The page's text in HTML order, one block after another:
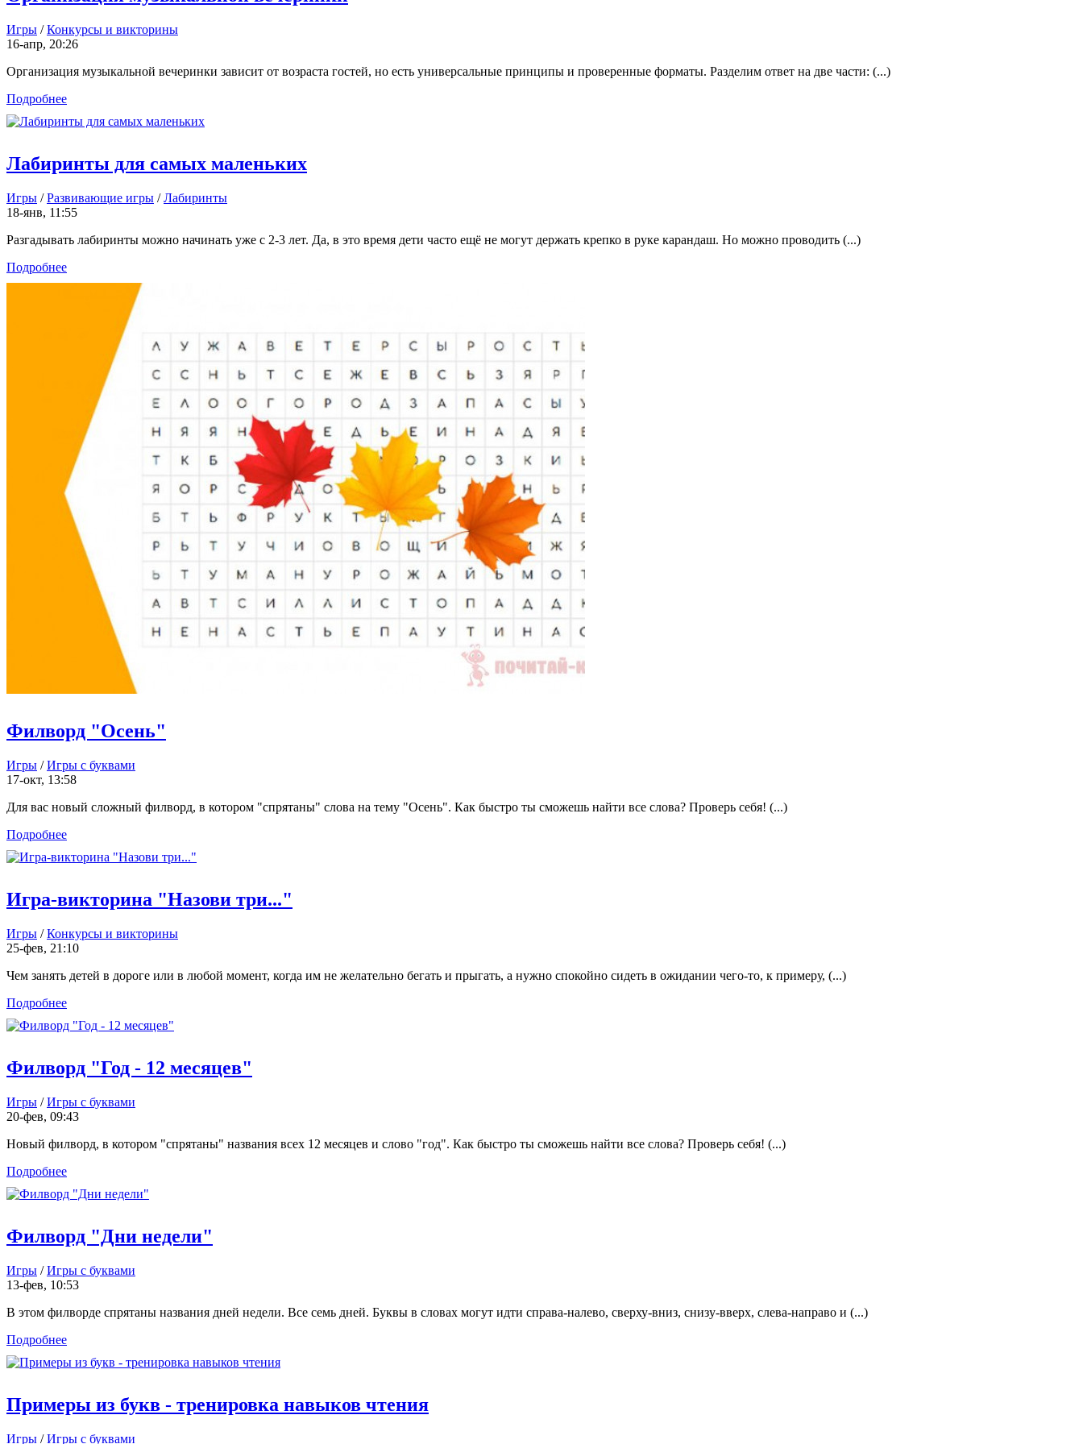
Игры /Конкурсы и викторины
16-апр, 20:26
Организация музыкальной вечеринки зависит от возраста гостей, но есть универсальные принципы и проверенные форматы. Разделим ответ на две части: (...)
Подробнее
Лабиринты для самых маленьких
Игры /Развивающие игры /Лабиринты
18-янв, 11:55
Разгадывать лабиринты можно начинать уже с 2-3 лет. Да, в это время дети часто ещё не могут держать крепко в руке карандаш. Но можно проводить (...)
Подробнее
Филворд "Осень"
Игры /Игры с буквами
17-окт, 13:58
Для вас новый сложный филворд, в котором "спрятаны" слова на тему "Осень". Как быстро ты сможешь найти все слова? Проверь себя! (...)
Подробнее
Игра-викторина "Назови три..."
Игры /Конкурсы и викторины
25-фев, 21:10
Чем занять детей в дороге или в любой момент, когда им не желательно бегать и прыгать, а нужно спокойно сидеть в ожидании чего-то, к примеру, (...)
Подробнее
Филворд "Год - 12 месяцев"
Игры /Игры с буквами
20-фев, 09:43
Новый филворд, в котором "спрятаны" названия всех 12 месяцев и слово "год". Как быстро ты сможешь найти все слова? Проверь себя! (...)
Подробнее
Филворд "Дни недели"
Игры /Игры с буквами
13-фев, 10:53
В этом филворде спрятаны названия дней недели. Все семь дней. Буквы в словах могут идти справа-налево, сверху-вниз, снизу-вверх, слева-направо и (...)
Подробнее
Примеры из букв - тренировка навыков чтения
Игры /Игры с буквами